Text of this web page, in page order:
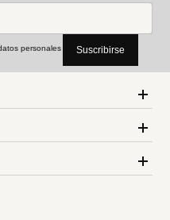
personales Suscribirse